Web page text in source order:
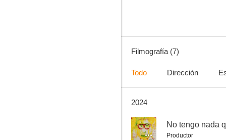
Filmografía (7)
Todo Dirección
2024
-- No tengo nada
Productor